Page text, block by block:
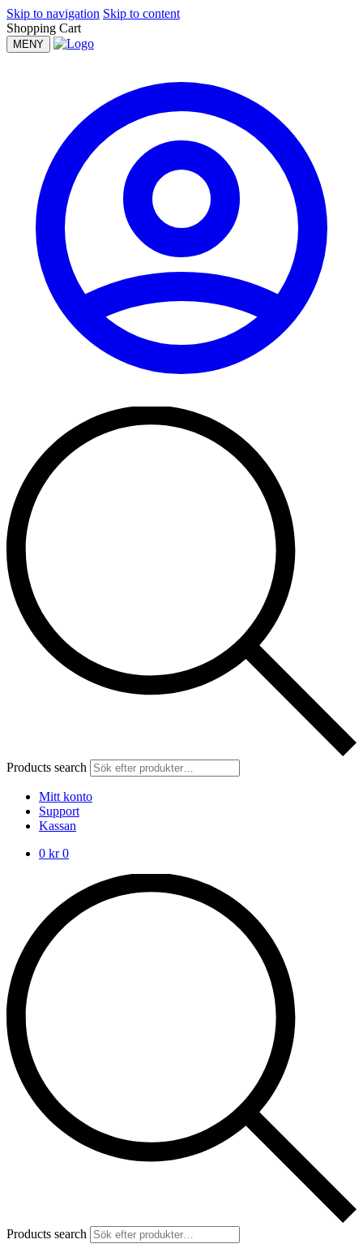
Skip to navigation Skip to content
Shopping Cart
MENY
Products search
Mitt konto
Support
Kassan
0 kr 0
Products search